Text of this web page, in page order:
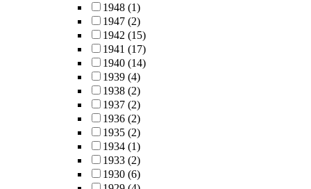
1948 (1)
1947 (2)
1942 (15)
1941 (17)
1940 (14)
1939 (4)
1938 (2)
1937 (2)
1936 (2)
1935 (2)
1934 (1)
1933 (2)
1930 (6)